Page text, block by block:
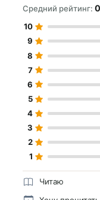
Средний рейтинг:
10
9
8
7
6
5
4
3
2
1
Читаю